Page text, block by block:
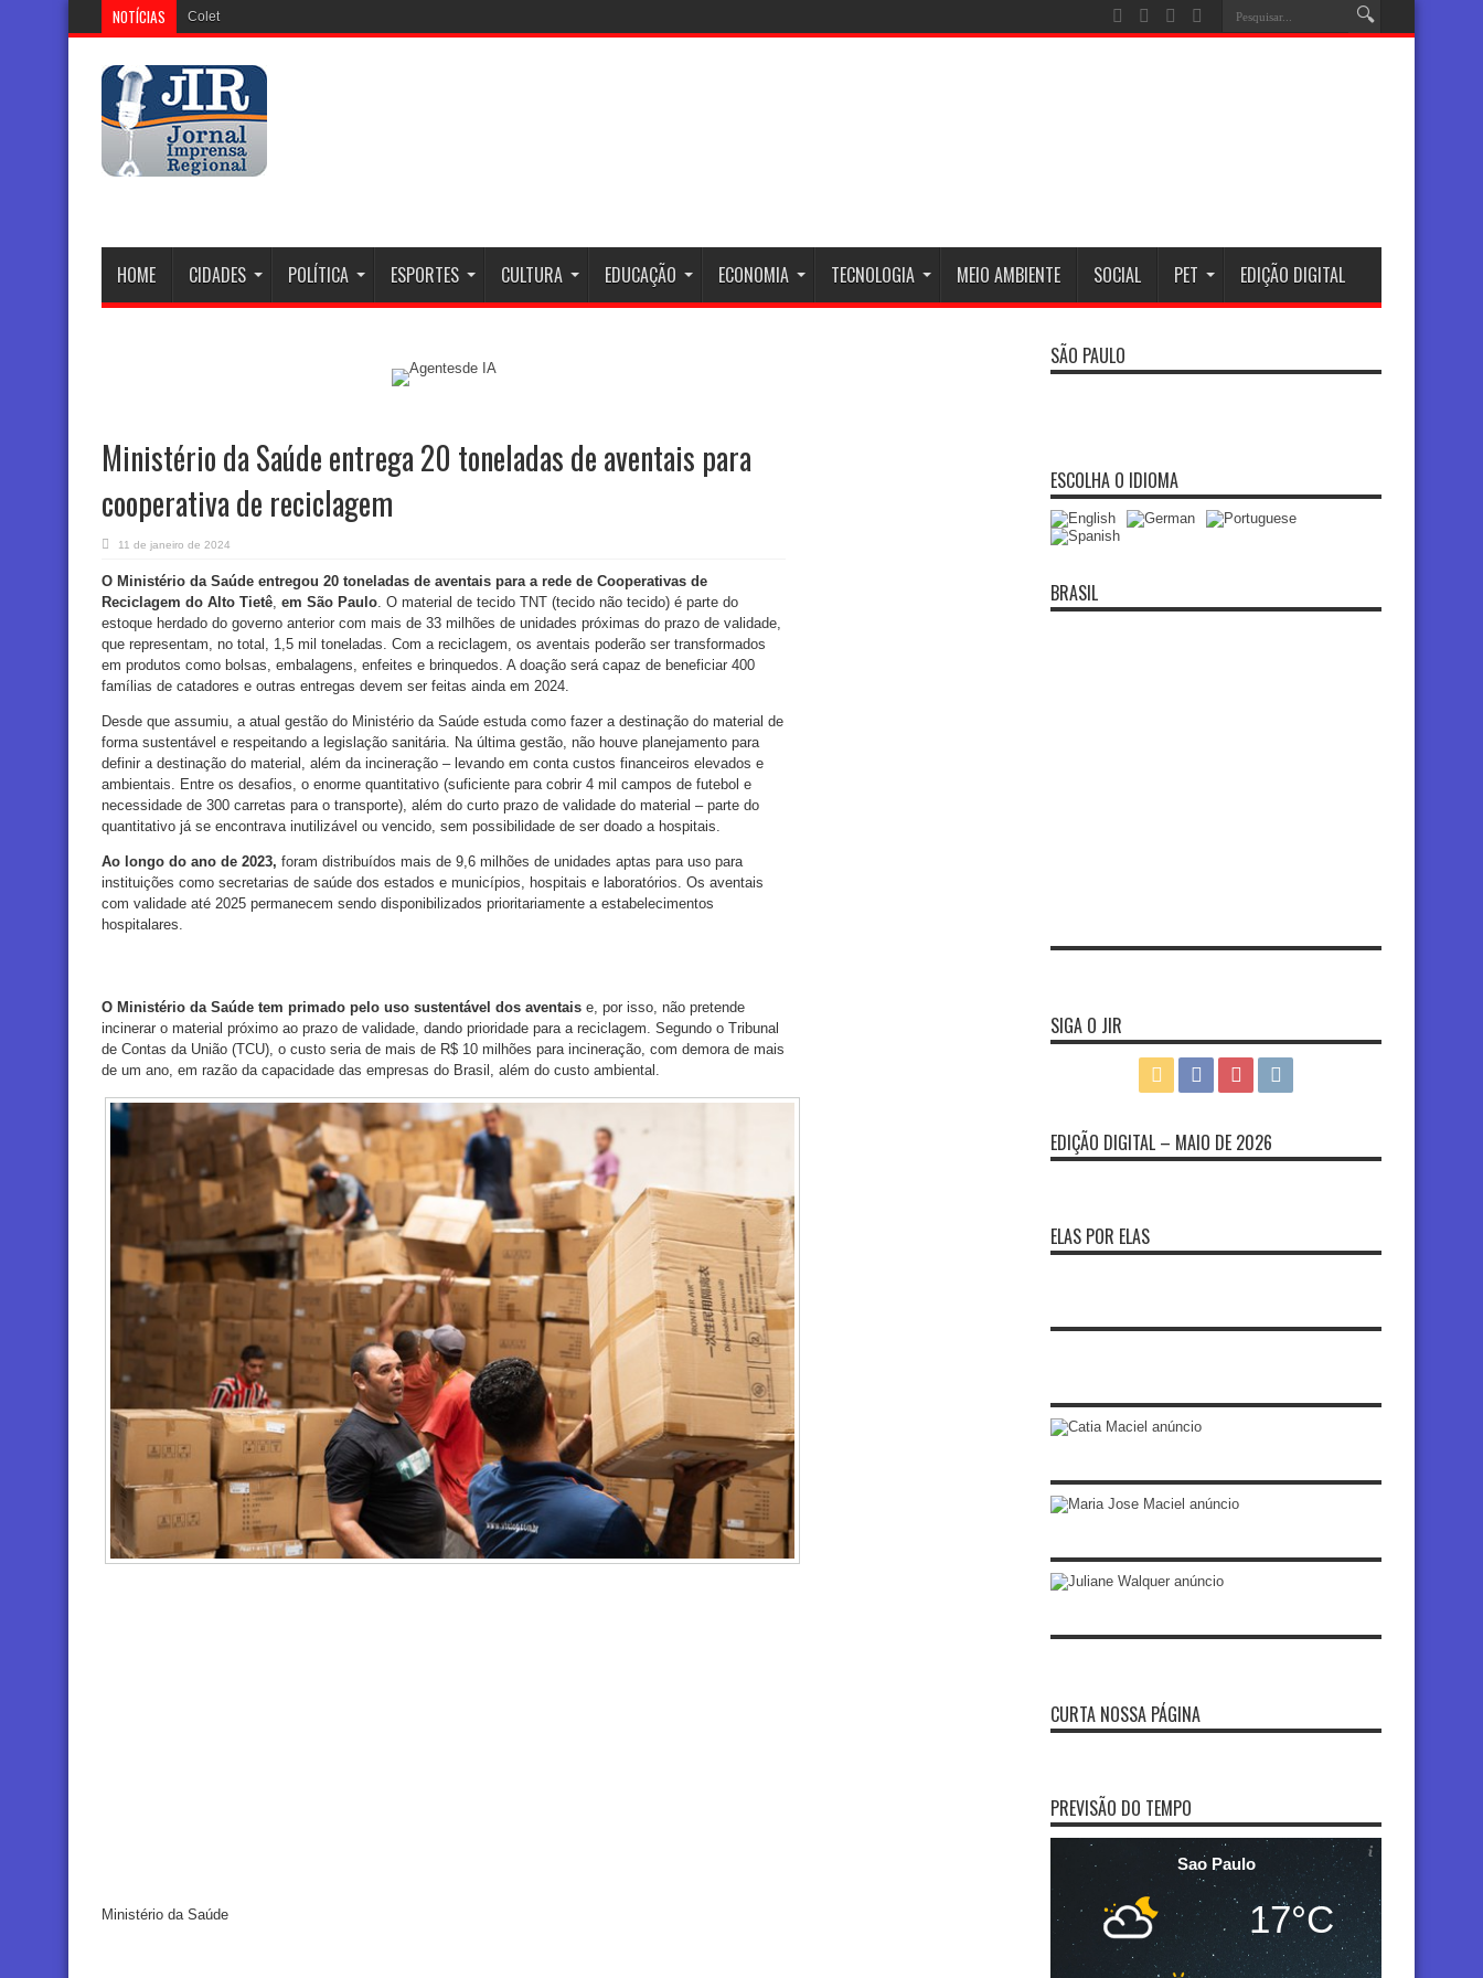
NOTÍCIAS Coletor tronco que está sendo i
HOME CIDADES POLÍTICA ESPORTES CULTURA EDUCAÇÃO ECONOMIA TECNOLOGIA MEIO AMBIENTE SOCIAL PET EDIÇÃO DIGITAL
Ministério da Saúde entrega 20 toneladas de aventais para
cooperativa de reciclagem
11 de janeiro de 2024
O Ministério da Saúde entregou 20 toneladas de aventais para a rede de Cooperativas de
Reciclagem do Alto Tietê, em São Paulo. O material de tecido TNT (tecido não tecido) é parte do
estoque herdado do governo anterior com mais de 33 milhões de unidades próximas do prazo de validade,
que representam, no total, 1,5 mil toneladas. Com a reciclagem, os aventais poderão ser transformados
em produtos como bolsas, embalagens, enfeites e brinquedos. A doação será capaz de beneficiar 400
famílias de catadores e outras entregas devem ser feitas ainda em 2024.
Desde que assumiu, a atual gestão do Ministério da Saúde estuda como fazer a destinação do material de
forma sustentável e respeitando a legislação sanitária. Na última gestão, não houve planejamento para
definir a destinação do material, além da incineração – levando em conta custos financeiros elevados e
ambientais. Entre os desafios, o enorme quantitativo (suficiente para cobrir 4 mil campos de futebol e
necessidade de 300 carretas para o transporte), além do curto prazo de validade do material – parte do
quantitativo já se encontrava inutilizável ou vencido, sem possibilidade de ser doado a hospitais.
Ao longo do ano de 2023, foram distribuídos mais de 9,6 milhões de unidades aptas para uso para
instituições como secretarias de saúde dos estados e municípios, hospitais e laboratórios. Os aventais
com validade até 2025 permanecem sendo disponibilizados prioritariamente a estabelecimentos
hospitalares.
O Ministério da Saúde tem primado pelo uso sustentável dos aventais e, por isso, não pretende
incinerar o material próximo ao prazo de validade, dando prioridade para a reciclagem. Segundo o Tribunal
de Contas da União (TCU), o custo seria de mais de R$ 10 milhões para incineração, com demora de mais
de um ano, em razão da capacidade das empresas do Brasil, além do custo ambiental.
Ministério da Saúde
SÃO PAULO
ESCOLHA O IDIOMA
BRASIL
SIGA O JIR
EDIÇÃO DIGITAL – MAIO DE 2026
ELAS POR ELAS
CURTA NOSSA PÁGINA
PREVISÃO DO TEMPO
Sao Paulo
17°C